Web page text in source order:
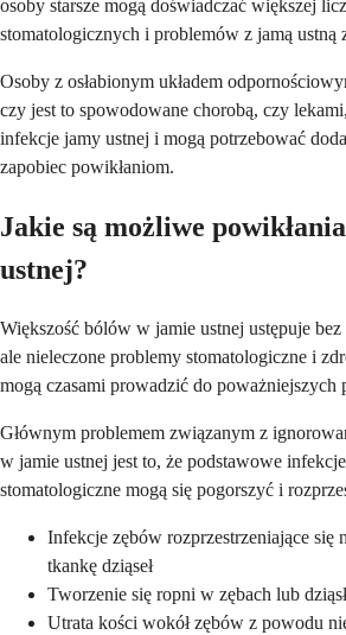
osoby starsze mogą doświadczać większej
stomatologicznych i problemów z jamą ustną
Osoby z osłabionym układem
czy jest to spowodowane chorobą, czy
infekcje jamy ustnej i mogą potrzebować
zapobiec powikłaniom.
Jakie są możliwe
ustnej?
Większość bólów w jamie ustnej ustępuje
ale nieleczone problemy stomatologiczne i
mogą czasami prowadzić do poważniejszych
Głównym problemem związanym z
w jamie ustnej jest to, że podstawowe
stomatologiczne mogą się pogorszyć i
Infekcje zębów rozprzestrzeniające się
tkankę dziąseł
Tworzenie się ropni w zębach lub
Utrata kości wokół zębów z powodu